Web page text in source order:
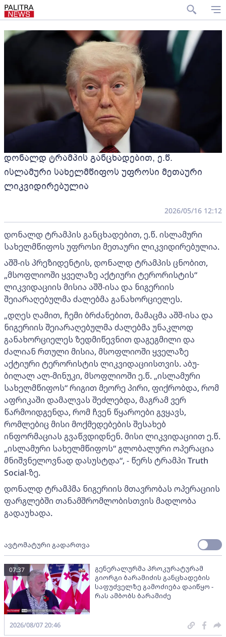
დონალდ ტრამპის განცხადებით, ე.წ.
ისლამური სახელმწიფოს უფროსი მეთაური
ლიკვიდირებულია
2026/05/16 12:12
დონალდ ტრამპის განცხადებით, ე.წ. ისლამური
სახელმწიფოს უფროსი მეთაური ლიკვიდირებულია.
აშშ-ის პრეზიდენტის, დონალდ ტრამპის ცნობით,
„მსოფლიოში ყველაზე აქტიური ტერორისტის“
ლიკვიდაციის მისია აშშ-ისა და ნიგერიის
შეიარაღებულმა ძალებმა განახორციელეს.
„დღეს ღამით, ჩემი ბრძანებით, მამაცმა აშშ-ისა და
ნიგერიის შეიარაღებულმა ძალებმა უნაკლოდ
განახორციელეს ზედმიწევნით დაგეგმილი და
ძალიან რთული მისია, მსოფლიოში ყველაზე
აქტიური ტერორისტის ლიკვიდაციისთვის. აბუ-
ბილალ ალ-მინუკი, მსოფლიოში ე.წ. „ისლამური
სახელმწიფოს“ რიგით მეორე პირი, ფიქრობდა, რომ
აფრიკაში დამალვას შეძლებდა, მაგრამ ვერ
წარმოიდგენდა, რომ ჩვენ წყაროები გვყავს,
რომლებიც მისი მოქმედებების შესახებ
ინფორმაციას გვაწვდიდნენ. მისი ლიკვიდაციით ე.წ.
„ისლამური სახელმწიფოს“ გლობალური ოპერაცია
მნიშვნელოვნად დასუსტდა“, - წერს ტრამპი Truth
Social-ზე.
დონალდ ტრამპმა ნიგერიის მთავრობას ოპერაციის
ფარგლებში თანამშრომლობისთვის მადლობა
გადაუხადა.
ავტომატური გადართვა
გენერალურმა პროკურატურამ
გიორგი ბარამიძის განცხადების
საფუძველზე გამოძიება დაიწყო -
რას ამბობს ბარამიძე
07:37
2026/08/07 20:46